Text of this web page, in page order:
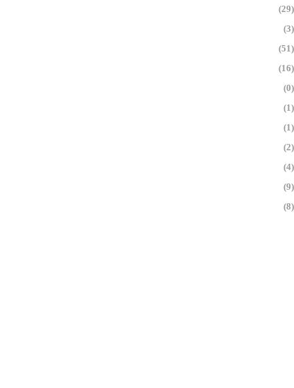
(29)
(3)
(51)
(16)
(0)
(1)
(1)
(2)
(4)
(9)
(8)